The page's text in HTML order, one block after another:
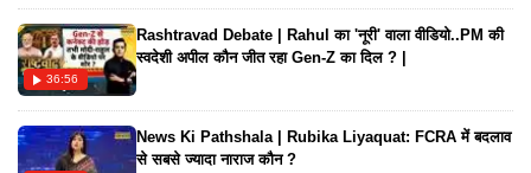
36:56
Rashtravad Debate | Rahul का 'नूरी' वाला वीडियो..PM की
स्वदेशी अपील कौन जीत रहा Gen-Z का दिल ? |
News Ki Pathshala | Rubika Liyaquat: FCRA में बदलाव
से सबसे ज्यादा नाराज कौन ?